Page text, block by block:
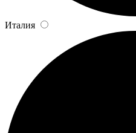
Италия